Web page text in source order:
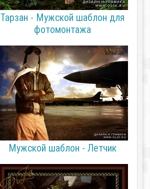
Тарзан - Мужской шаблон для
фотомонтажа
Мужской шаблон - Летчик